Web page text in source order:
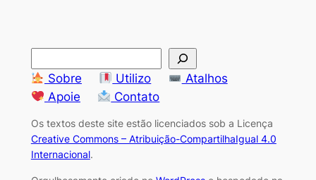
e
a
c
h
Sobre Utilizo
Atalhos
Apoie
Contato
Os textos deste site estão licenciados sob a Licença
Creative Commons – Atribuição-CompartilhaIgual 4.0
Internacional.